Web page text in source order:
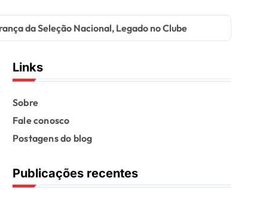
da Seleção Nacional, Legado no Clube
Links
Sobre
Fale conosco
Postagens do blog
Publicações recentes